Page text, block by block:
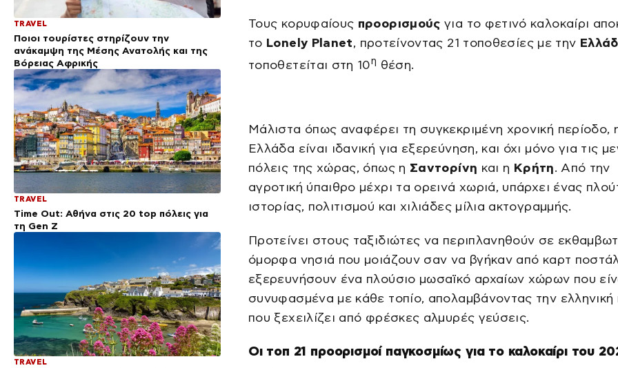
TRAVEL
Ποιοι τουρίστες στηρίζουν την
ανάκαμψη της Μέσης Ανατολής και της
Βόρειας Αφρικής
TRAVEL
Time Out: Αθήνα στις 20 top πόλεις για
τη Gen Z
TRAVEL
Τους κορυφαίους προορισμούς για το φετινό καλοκαίρι
το Lonely Planet, προτείνοντας 21 τοποθεσίες με την
τοποθετείται στη 10η θέση.
Μάλιστα όπως αναφέρει τη συγκεκριμένη χρονική περίοδο,
Ελλάδα είναι ιδανική για εξερεύνηση, και όχι μόνο για τις
πόλεις της χώρας, όπως η Σαντορίνη και η Κρήτη. Από την
αγροτική ύπαιθρο μέχρι τα ορεινά χωριά, υπάρχει ένας
ιστορίας, πολιτισμού και χιλιάδες μίλια ακτογραμμής.
Προτείνει στους ταξιδιώτες να περιπλανηθούν σε
όμορφα νησιά που μοιάζουν σαν να βγήκαν από καρτ
εξερευνήσουν ένα πλούσιο μωσαϊκό αρχαίων χώρων που
συνυφασμένα με κάθε τοπίο, απολαμβάνοντας την ελληνική
που ξεχειλίζει από φρέσκες αλμυρές γεύσεις.
Οι τοπ 21 προορισμοί παγκοσμίως για το καλοκαίρι του